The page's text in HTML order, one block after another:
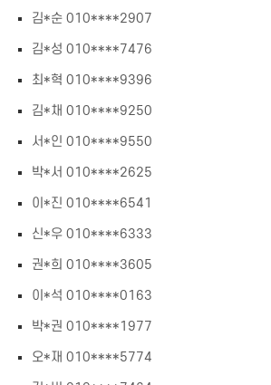
김*순 010****2907
김*성 010****7476
최*혁 010****9396
김*채 010****9250
서*인 010****9550
박*서 010****2625
이*진 010****6541
신*우 010****6333
권*희 010****3605
이*석 010****0163
박*권 010****1977
오*재 010****5774